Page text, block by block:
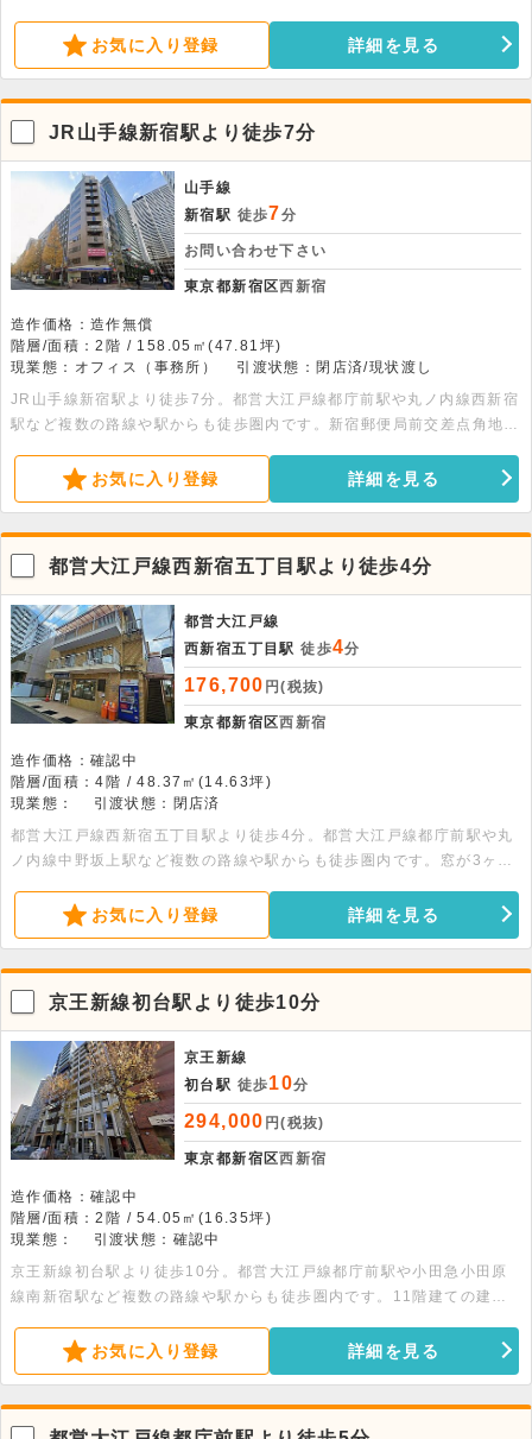
お気に入り登録 詳細を見る
JR山手線新宿駅より徒歩7分
山手線
新宿駅 徒歩7分
お問い合わせ下さい
東京都新宿区西新宿
造作価格：造作無償
階層/面積：2階 / 158.05㎡(47.81坪)
現業態：オフィス（事務所）
引渡状態：閉店済/現状渡し
JR山手線新宿駅より徒歩7分。都営大江戸線都庁前駅や丸ノ内線西新宿
駅など複数の路線や駅からも徒歩圏内です。新宿郵便局前交差点角地に
らも存在感があります。エレベーター・給湯・個別空調・男女別室内ト
イレ・OAフロア完備です。
お気に入り登録 詳細を見る
都営大江戸線西新宿五丁目駅より徒歩4分
都営大江戸線
西新宿五丁目駅 徒歩4分
176,700 円(税抜)
東京都新宿区西新宿
造作価格：確認中
階層/面積：4階 / 48.37㎡(14.63坪)
現業態：
引渡状態：閉店済
都営大江戸線西新宿五丁目駅より徒歩4分。都営大江戸線都庁前駅や丸
ノ内線中野坂上駅など複数の路線や駅からも徒歩圏内です。窓が3ヶ所
イド教室・サロン等におすすめです。
お気に入り登録 詳細を見る
京王新線初台駅より徒歩10分
京王新線
初台駅 徒歩10分
294,000 円(税抜)
東京都新宿区西新宿
造作価格：確認中
階層/面積：2階 / 54.05㎡(16.35坪)
現業態：
引渡状態：確認中
京王新線初台駅より徒歩10分。都営大江戸線都庁前駅や小田急小田原
線南新宿駅など複数の路線や駅からも徒歩圏内です。11階建ての建物
チン完備です。お気に入り登録 詳細を見る